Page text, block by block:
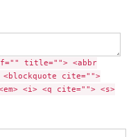
title=""> <abbr
cite="">
<i> <q cite=""> <s>